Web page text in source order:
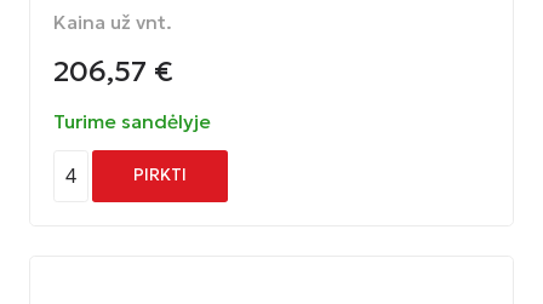
Kaina už vnt.
206,57 €
Turime sandėlyje
4 PIRKTI